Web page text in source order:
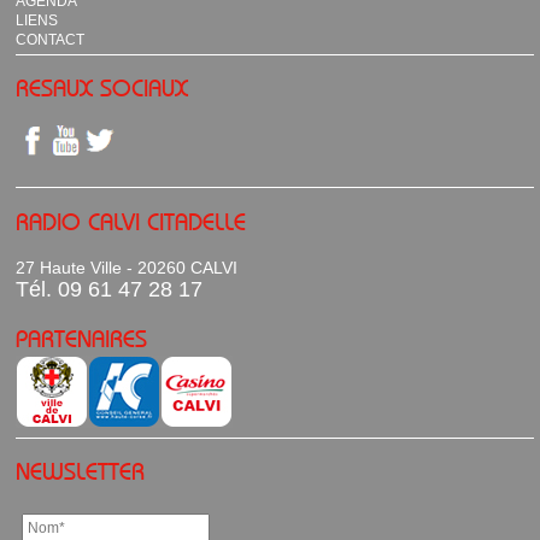
LIENS
CONTACT
RESAUX SOCIAUX
RADIO CALVI CITADELLE
27 Haute Ville - 20260 CALVI
Tél. 09 61 47 28 17
PARTENAIRES
NEWSLETTER